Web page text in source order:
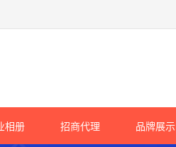
相册 招商代理 品牌展示